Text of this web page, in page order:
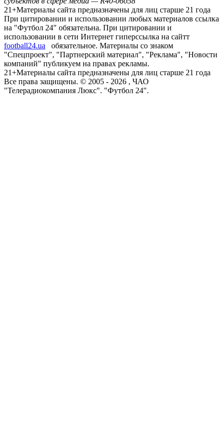
21+Материалы сайта предназначены для лиц старше 21 года
При цитировании и использовании любых материалов ссылка
на "Футбол 24" обязательна. При цитировании и
использовании в сети Интернет гиперссылка на сайтт
football24.ua
обязательное. Материалы со знаком
"Спецпроект", "Партнерский материал", "Реклама", "Новости
компаний" публикуем на правах рекламы.
21+Материалы сайта предназначены для лиц старше 21 года
Все права защищены. © 2005 - 2026 , ЧАО
"Телерадиокомпания Люкс". "Футбол 24".